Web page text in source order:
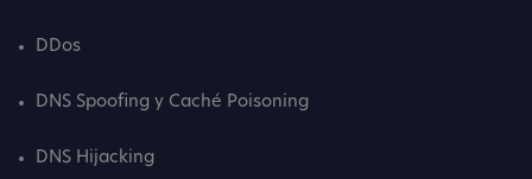
DDos
DNS Spoofing y Caché Poisoning
DNS Hijacking